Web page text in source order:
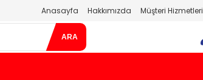
Anasayfa Hakkımızda Müşteri Hizmetleri
ARA